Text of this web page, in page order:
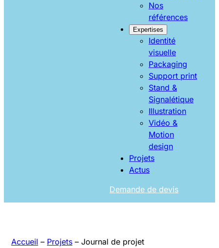
Nos
références
Expertises
Identité
visuelle
Packaging
Support print
Stand &
Signalétique
Illustration
Vidéo &
Motion
design
Projets
Actus
Demande de devis
Accueil – Projets – Journal de projet